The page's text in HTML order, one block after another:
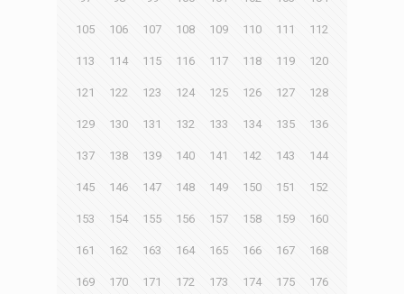
105 106 107 108 109 110 111 112
113 114 115 116 117 118 119 120
121 122 123 124 125 126 127 128
129 130 131 132 133 134 135 136
137 138 139 140 141 142 143 144
145 146 147 148 149 150 151 152
153 154 155 156 157 158 159 160
161 162 163 164 165 166 167 168
169 170 171 172 173 174 175 176